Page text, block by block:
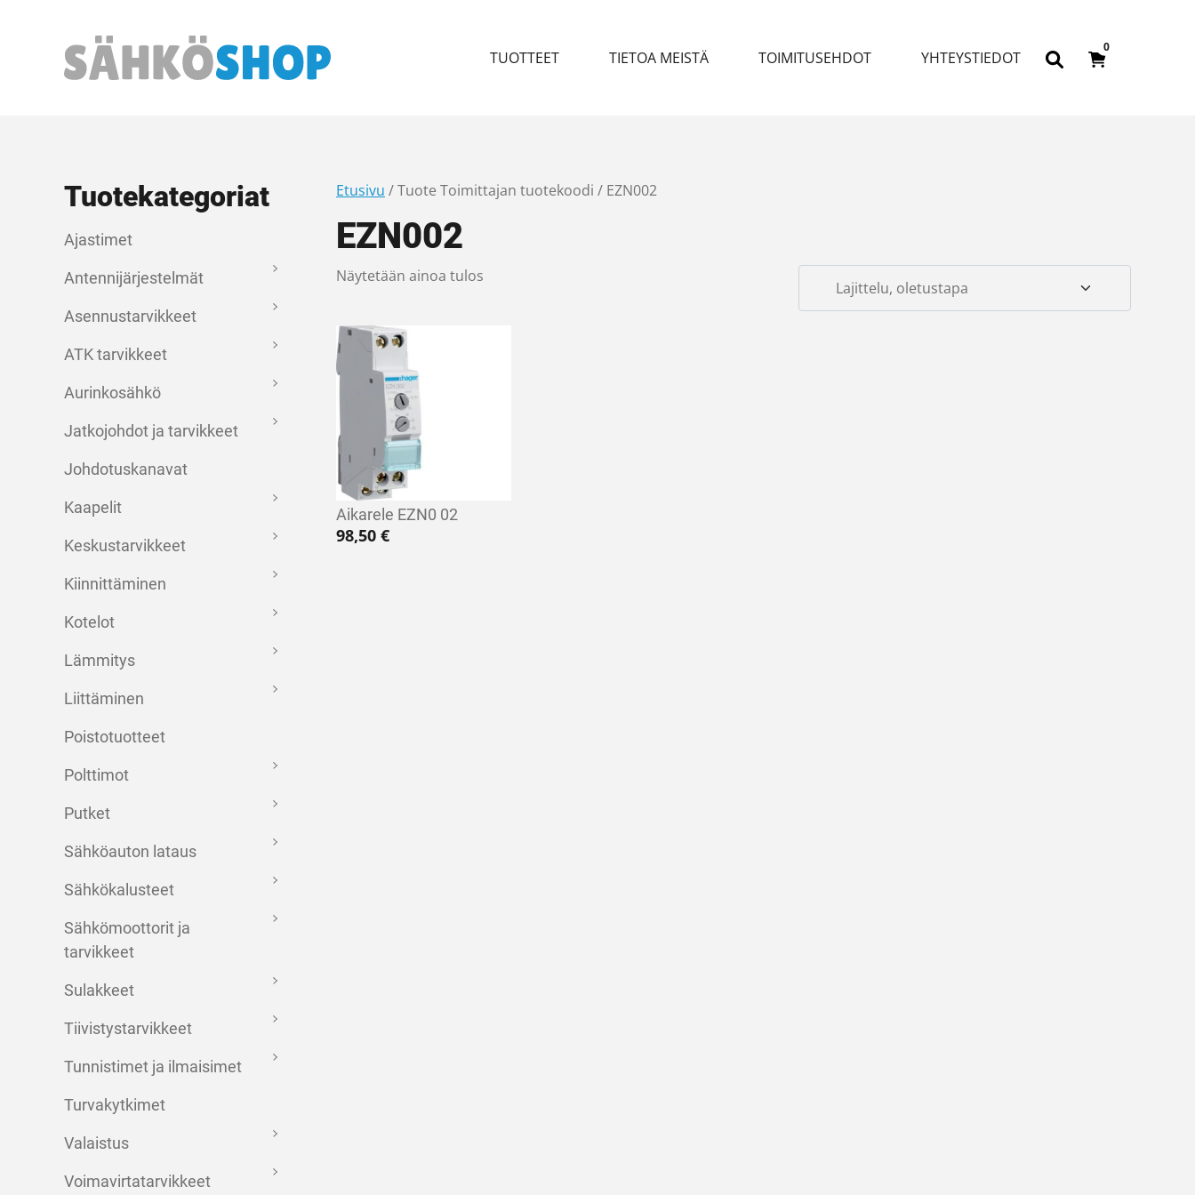
Päävalikko TUOTTEET TIETOA MEISTÄ TOIMITUSEHDOT YHTEYSTIEDOT
0
Tuotekategoriat
Ajastimet
Antennijärjestelmät
Asennustarvikkeet
ATK tarvikkeet
Aurinkosähkö
Jatkojohdot ja tarvikkeet
Johdotuskanavat
Kaapelit
Keskustarvikkeet
Kiinnittäminen
Kotelot
Lämmitys
Liittäminen
Poistotuotteet
Polttimot
Putket
Sähköauton lataus
Sähkökalusteet
Sähkömoottorit ja
tarvikkeet
Sulakkeet
Tiivistystarvikkeet
Tunnistimet ja ilmaisimet
Turvakytkimet
Valaistus
Voimavirtatarvikkeet
Etusivu / Tuote Toimittajan tuotekoodi / EZN002
EZN002
Näytetään ainoa tulos
Aikarele EZN0 02
98,50 €